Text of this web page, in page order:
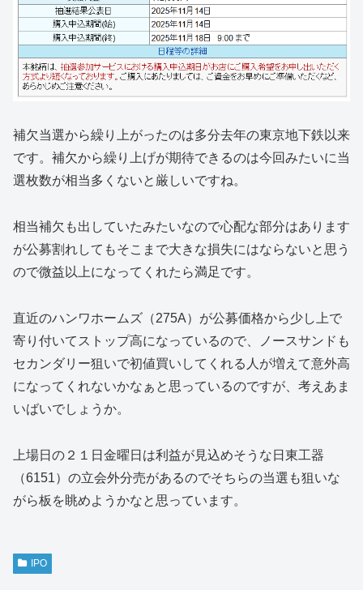
補欠当選から繰り上がったのは多分去年の東京地下鉄以来
です。補欠から繰り上げが期待できるのは今回みたいに当
選枚数が相当多くないと厳しいですね。
相当補欠も出していたみたいなので心配な部分はあります
が公募割れしてもそこまで大きな損失にはならないと思う
ので微益以上になってくれたら満足です。
直近のハンワホームズ（275A）が公募価格から少し上で
寄り付いてストップ高になっているので、ノースサンドも
セカンダリー狙いで初値買いしてくれる人が増えて意外高
になってくれないかなぁと思っているのですが、考えあま
いばいでしょうか。
上場日の２１日金曜日は利益が見込めそうな日東工器
（6151）の立会外分売があるのでそちらの当選も狙いな
がら板を眺めようかなと思っています。
IPO